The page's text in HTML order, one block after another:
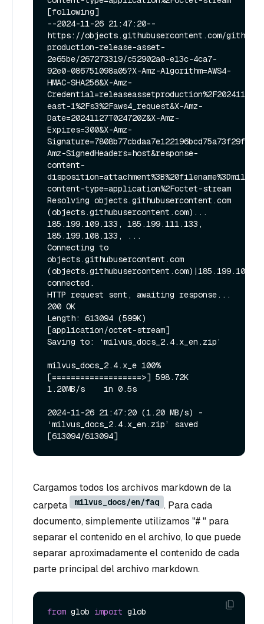
[following]
--2024-11-26 21:47:20--
https://objects.githubusercontent.com/github-
production-release-asset-
2e65be/267273319/c52902a0-e13c-4ca7-
92e0-086751098a05?X-Amz-Algorithm=AWS4-
HMAC-SHA256&X-Amz-
east-1%2Fs3%2Faws4_request&X-Amz-
Date=20241127T024720Z&X-Amz-
Expires=300&X-Amz-
Amz-SignedHeaders=host&response-
content-
content-type=application%2Foctet-stream
Resolving objects.githubusercontent.com
(objects.githubusercontent.com)...
185.199.109.133, 185.199.111.133,
185.199.108.133, ...
Connecting to
objects.githubusercontent.com
connected.
HTTP request sent, awaiting response...
200 OK
Length: 613094 (599K)
[application/octet-stream]
Saving to: ‘milvus_docs_2.4.x_en.zip’
milvus_docs_2.4.x_e 100%
[===================>] 598.72K
1.20MB/s    in 0.5s
2024-11-26 21:47:20 (1.20 MB/s) -
‘milvus_docs_2.4.x_en.zip’ saved
Cargamos todos los archivos markdown de la
carpeta
milvus_docs/en/faq . Para cada
documento, simplemente utilizamos "# " para
separar el contenido en el archivo, lo que puede
separar aproximadamente el contenido de cada
parte principal del archivo markdown.
from glob import glob